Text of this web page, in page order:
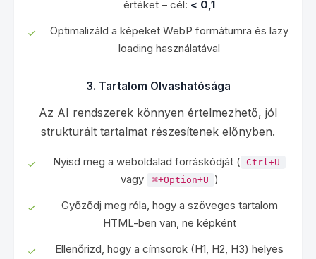
értéket – cél: < 0,1
Optimalizáld a képeket WebP formátumra és lazy
loading használatával
3. Tartalom Olvashatósága
Az AI rendszerek könnyen értelmezhető, jól
strukturált tartalmat részesítenek előnyben.
Nyisd meg a weboldalad forráskódját ( Ctrl+U
vagy ⌘+Option+U
)
Győződj meg róla, hogy a szöveges tartalom
HTML-ben van, ne képként
Ellenőrizd, hogy a címsorok (H1, H2, H3) helyes